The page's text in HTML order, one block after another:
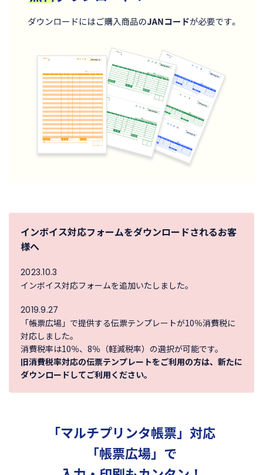
インボイス対応フォームをダウンロードされるお客
様へ
2023.10.3
インボイス対応フォームを追加いたしました。
2019.9.27
「帳票広場」で提供する伝票テンプレートが10％消費税に
対応しました。
消費税率は10％、8％（軽減税率）の選択が可能です。
旧消費税率対応の伝票テンプレートをご利用の方は、新たに
ダウンロードしてご利用ください。
「マルチプリンタ帳票」対応
「帳票広場」で